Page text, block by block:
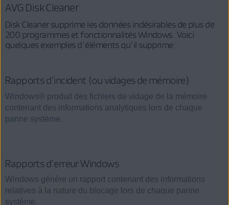
AVG Disk Cleaner
Disk Cleaner supprime les données indésirables de plus de
200 programmes et fonctionnalités Windows. Voici
quelques exemples d'éléments qu'il supprime :
Rapports d'incident (ou vidages de mémoire)
Windows® produit des fichiers de vidage de la mémoire
contenant des informations analytiques lors de chaque
panne système.
Rapports d'erreur Windows
Windows génère un rapport contenant des informations
relatives à la nature du blocage lors de chaque panne
système.